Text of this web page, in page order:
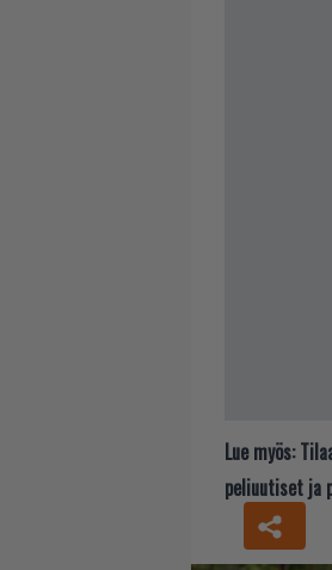
Lue myös:
peliuutiset ja